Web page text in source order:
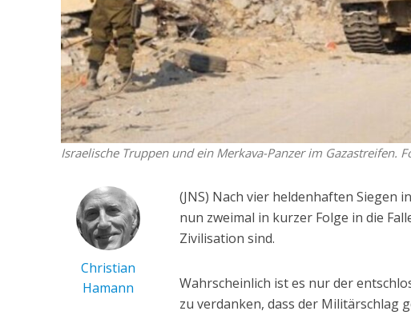
Israelische Truppen und ein Merkava-Panzer im Gazastreifen.
Christian
Hamann
(JNS) Nach vier heldenhaften Siegen
nun zweimal in kurzer Folge in die
Zivilisation sind.
Wahrscheinlich ist es nur der
zu verdanken, dass der Militärschlag